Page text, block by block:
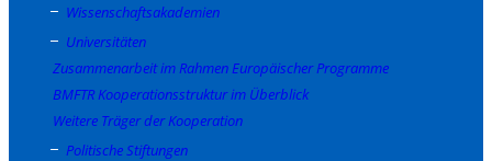
Wissenschaftsakademien
Universitäten
Zusammenarbeit im Rahmen Europäischer Programme
BMFTR Kooperationsstruktur im Überblick
Weitere Träger der Kooperation
Politische Stiftungen